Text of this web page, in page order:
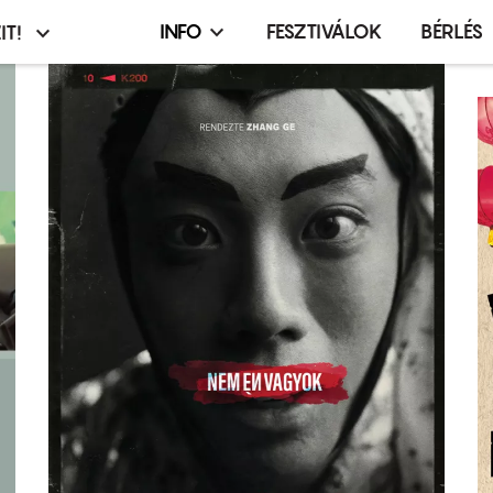
Infó,
esemény,
terembérlés
menü
INFO FESZTIVÁLOK BÉRLÉS